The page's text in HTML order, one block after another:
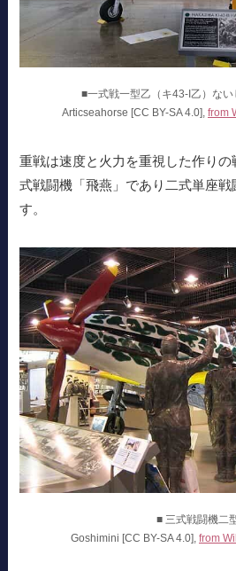
■一式戦一型乙（キ43-I乙）ない
Articseahorse [CC BY-SA 4.0], from
重戦は速度と火力を重視した作り
式戦闘機「飛燕」であり二式単座戦
す。
■ 三式戦闘機二
Goshimini [CC BY-SA 4.0], from